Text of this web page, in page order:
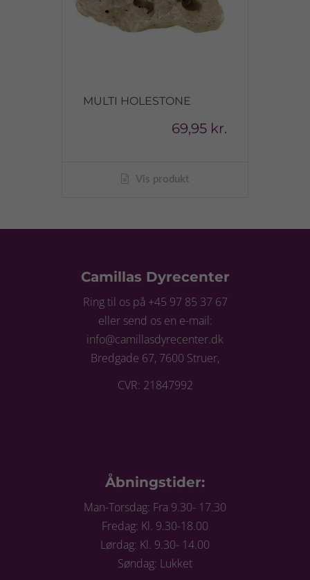
MULTI HOLESTONE
69,95 kr.
Vis produkt
Camillas Dyrecenter
Ring til os på +45 97 85 37 67
eller send os en e-mail:
info@camillasdyrecenter.dk
Bredgade 67, 7600 Struer,
CVR: 21847992
Åbningstider:
Man-Torsdag: Fra 9.30- 17.30
Fredag: Kl. 9.30-18.00
Lørdag: Kl. 9.30- 14.00
Søndag: Lukket